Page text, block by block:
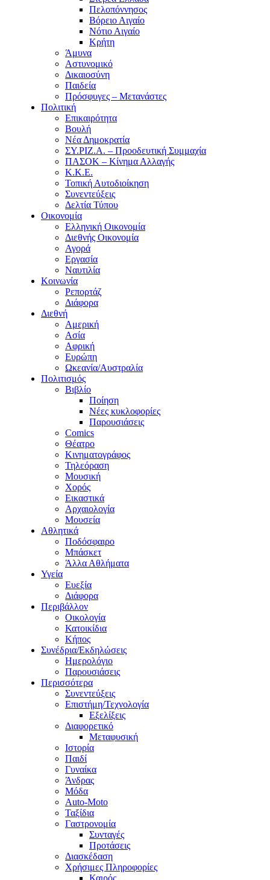
Πελοπόννησος
Βόρειο Αιγαίο
Νότιο Αιγαίο
Κρήτη
Άμυνα
Αστυνομικό
Δικαιοσύνη
Παιδεία
Πρόσφυγες – Μετανάστες
Πολιτική
Επικαιρότητα
Βουλή
Νέα Δημοκρατία
ΣΥ.ΡΙΖ.Α. – Προοδευτική Συμμαχία
ΠΑΣΟΚ – Κίνημα Αλλαγής
Κ.Κ.Ε.
Τοπική Αυτοδιοίκηση
Συνεντεύξεις
Δελτία Τύπου
Οικονομία
Ελληνική Οικονομία
Διεθνής Οικονομία
Αγορά
Εργασία
Ναυτιλία
Κοινωνία
Ρεπορτάζ
Διάφορα
Διεθνή
Αμερική
Ασία
Αφρική
Ευρώπη
Ωκεανία/Αυστραλία
Πολιτισμός
Βιβλίο
Ποίηση
Νέες κυκλοφορίες
Παρουσιάσεις
Comics
Θέατρο
Κινηματογράφος
Τηλεόραση
Μουσική
Χορός
Εικαστικά
Αρχαιολογία
Μουσεία
Αθλητικά
Ποδόσφαιρο
Μπάσκετ
Άλλα Αθλήματα
Υγεία
Ευεξία
Διάφορα
Περιβάλλον
Οικολογία
Κατοικίδια
Κήπος
Συνέδρια/Εκδηλώσεις
Ημερολόγιο
Παρουσιάσεις
Περισσότερα
Συνεντεύξεις
Επιστήμη/Τεχνολογία
Εξελίξεις
Διαφορετικό
Μεταφυσική
Ιστορία
Παιδί
Γυναίκα
Άνδρας
Μόδα
Auto-Moto
Ταξίδια
Γαστρονομία
Συνταγές
Προτάσεις
Διασκέδαση
Χρήσιμες Πληροφορίες
Καιρός